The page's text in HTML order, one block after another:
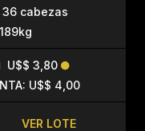
36 cabezas
189kg
U$$ 3,80
U$$ 4,00
VER LOTE